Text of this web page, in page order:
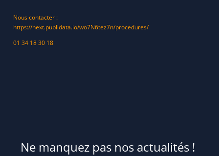
Nous contacter :
https://next.publidata.io/wo7N6tez7n/procedures/
01 34 18 30 18
Ne manquez pas nos actualités !